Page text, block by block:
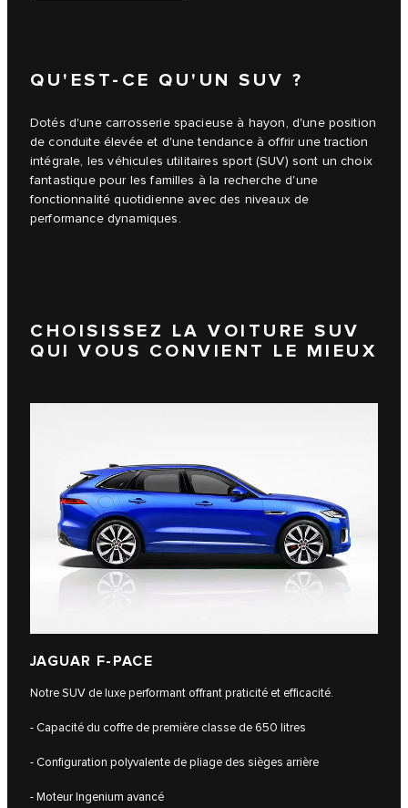
QU'EST-CE QU'UN SUV ?
Dotés d'une carrosserie spacieuse à hayon, d'une position
de conduite élevée et d'une tendance à offrir une traction
intégrale, les véhicules utilitaires sport (SUV) sont un choix
fantastique pour les familles à la recherche d'une
fonctionnalité quotidienne avec des niveaux de
performance dynamiques.
CHOISISSEZ LA VOITURE SUV
QUI VOUS CONVIENT LE MIEUX
JAGUAR F-PACE
Notre SUV de luxe performant offrant praticité et efficacité.
- Capacité du coffre de première classe de 650 litres
- Configuration polyvalente de pliage des sièges arrière
- Moteur Ingenium avancé